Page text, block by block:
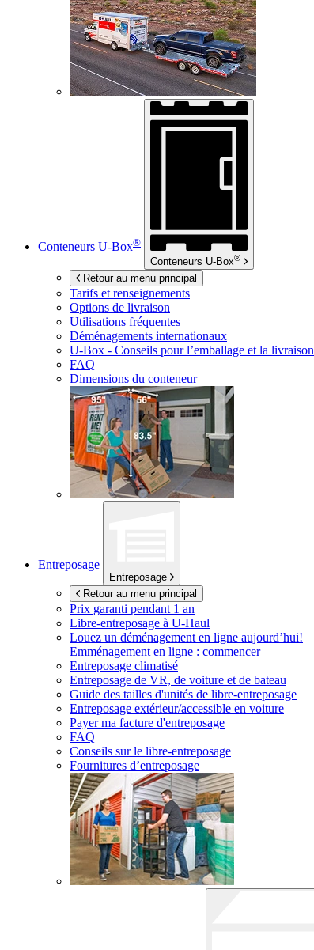
Conteneurs U-Box®
Conteneurs U-Box®
Retour au menu principal
Tarifs et renseignements
Options de livraison
Utilisations fréquentes
Déménagements internationaux
U-Box - Conseils pour l’emballage et la livraison
FAQ
Dimensions du conteneur
Entreposage
Entreposage
Retour au menu principal
Prix garanti pendant 1 an
Libre-entreposage à U-Haul
Louez un déménagement en ligne aujourd’hui!
Emménagement en ligne : commencer
Entreposage climatisé
Entreposage de VR, de voiture et de bateau
Guide des tailles d'unités de libre-entreposage
Entreposage extérieur/accessible en voiture
Payer ma facture d'entreposage
FAQ
Conseils sur le libre-entreposage
Fournitures d’entreposage